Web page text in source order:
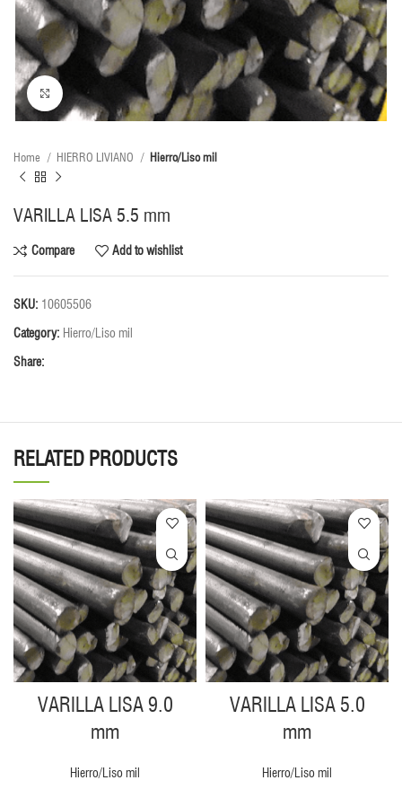
Click to enlarge
Home HIERRO LIVIANO Hierro/Liso mil
VARILLA LISA 5.5 mm
Compare Add to wishlist
SKU: 10605506
Category: Hierro/Liso mil
Share:
RELATED PRODUCTS
VARILLA LISA 9.0
mm
Hierro/Liso mil
VARILLA LISA 5.0
mm
Hierro/Liso mil